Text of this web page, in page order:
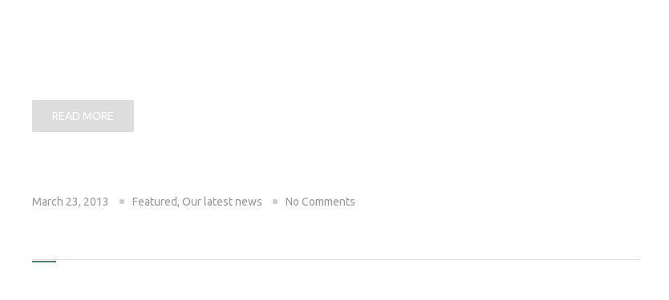
READ MORE
March 23, 2013 Featured,Our latest news No Comments